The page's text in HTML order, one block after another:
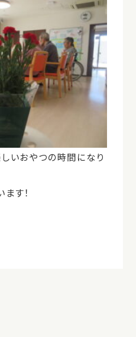
しいおやつの時間になり
す！